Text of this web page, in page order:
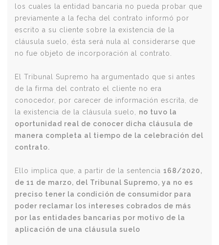
los cuales la entidad bancaria no pueda probar que
previamente a la fecha del contrato informó por
escrito a su cliente sobre la existencia de la
cláusula suelo, ésta será nula al considerarse que
no fue objeto de incorporación al contrato.
El Tribunal Supremo ha argumentado que si antes
de la firma del contrato el cliente no era
conocedor, por carecer de información escrita, de
la existencia de la cláusula suelo, no tuvo la
oportunidad real de conocer dicha cláusula de
manera completa al tiempo de la celebración del
contrato.
Ello implica que, a partir de la sentencia 168/2020,
de 11 de marzo, del Tribunal Supremo, ya no es
preciso tener la condición de consumidor para
poder reclamar los intereses cobrados de más
por las entidades bancarias por motivo de la
aplicación de una cláusula suelo